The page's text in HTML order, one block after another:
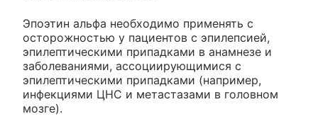
Эпоэтин альфа необходимо применять с
осторожностью у пациентов с эпилепсией,
эпилептическими припадками в анамнезе и
заболеваниями, ассоциирующимися с
эпилептическими припадками (например,
инфекциями ЦНС и метастазами в головном
мозге).